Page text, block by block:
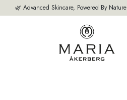
🌿 Advanced Skincare, Powered By Nature